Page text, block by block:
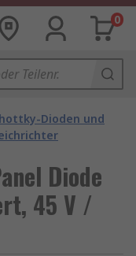
0
Dioden und
Diode
45 V /